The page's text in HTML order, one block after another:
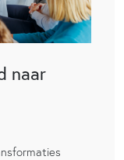
naar